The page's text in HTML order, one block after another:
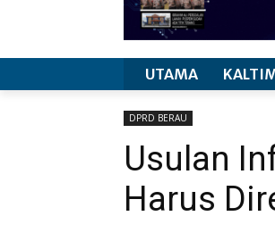
UTAMA
DPRD BERAU
Usulan
Harus